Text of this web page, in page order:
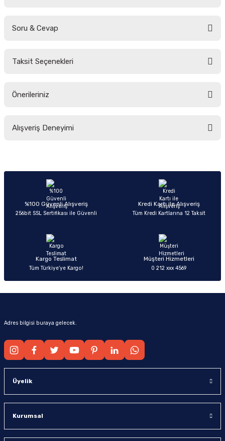
Soru & Cevap
Taksit Seçenekleri
Önerileriniz
yetersiz gördüğünüz noktaları öneri formunu kullanarak tarafımıza
Ürün açıklamasında eksik bilgiler bulunuyor.
Ürün bilgilerinde hatalar bulunuyor.
Ürün fiyatı diğer sitelerden daha pahalı.
Alışveriş Deneyimi
Sitemize ilk yorumu siz yapın!
%100 Güvenli Alışveriş
256bit SSL Sertifikası ile Güvenli
Kredi Kartı ile Alışveriş
Tüm Kredi Kartlarına 12 Taksit
Kargo Teslimat
Tüm Türkiye’ye Kargo!
Müşteri Hizmetleri
0 212 xxx 4569
Adres bilgisi buraya gelecek.
Üyelik
Kurumsal